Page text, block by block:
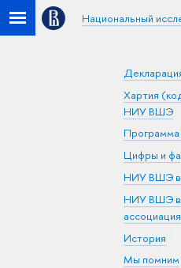
Национальный
Хартия
НИУ ВШЭ
Программа
Цифры и
НИУ ВШЭ в
НИУ ВШЭ в
История
Мы помним